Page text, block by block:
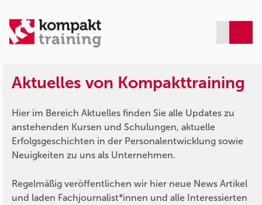
Aktuelles von Kompakttraining
Hier im Bereich Aktuelles finden Sie alle Updates zu
anstehenden Kursen und Schulungen, aktuelle
Erfolgsgeschichten in der Personalentwicklung sowie
Neuigkeiten zu uns als Unternehmen.
Regelmäßig veröffentlichen wir hier neue News Artikel
und laden Fachjournalist*innen und alle Interessierten